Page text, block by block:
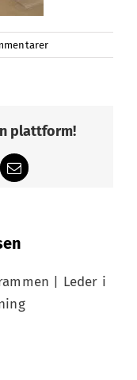
plattform!
E-
| Leder i